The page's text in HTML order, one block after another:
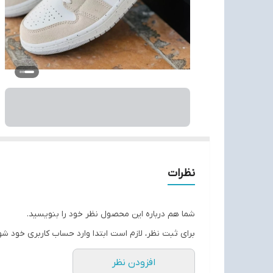
نظرات
شما هم درباره این محصول نظر خود را بنویسید.
برای ثبت نظر، لازم است ابتدا وارد حساب کاربری خود
افزودن نظر